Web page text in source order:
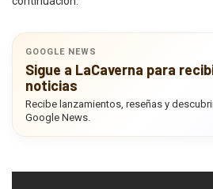
GOOGLE NEWS
Sigue a LaCaverna para
noticias
Recibe lanzamientos, reseñas y
Google News.